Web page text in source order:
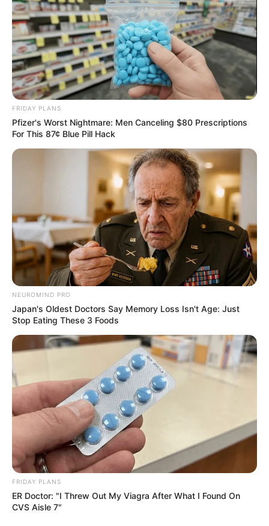
FRIDAY PLANS
Pfizer's Worst Nightmare: Men Canceling $80 Prescriptions
For This 87¢ Blue Pill Hack
NEUROMIND PRO
Japan's Oldest Doctors Say Memory Loss Isn't Age: Just
Stop Eating These 3 Foods
FRIDAY PLANS
ER Doctor: "I Threw Out My Viagra After What I Found On
CVS Aisle 7"